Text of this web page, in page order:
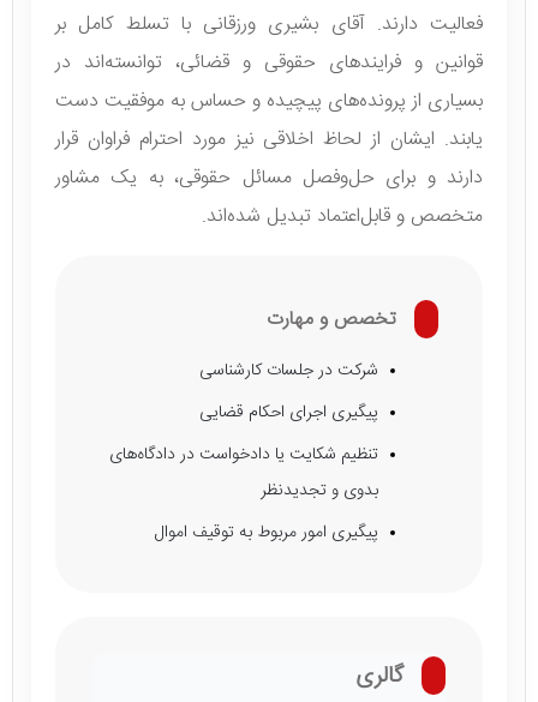
فعالیت دارند. آقای بشیری ورزقانی با تسلط کامل بر
قوانین و فرایندهای حقوقی و قضائی، توانسته‌اند در
بسیاری از پرونده‌های پیچیده و حساس به موفقیت دست
یابند. ایشان از لحاظ اخلاقی نیز مورد احترام فراوان قرار
دارند و برای حل‌وفصل مسائل حقوقی، به یک مشاور
متخصص و قابل‌اعتماد تبدیل شده‌اند.
تخصص و مهارت
شرکت در جلسات کارشناسی
پیگیری اجرای احکام قضایی
تنظیم شکایت یا دادخواست در دادگاه‌های
بدوی و تجدیدنظر
پیگیری امور مربوط به توقیف اموال
گالری